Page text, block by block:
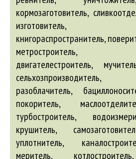
кормозаготовитель,
изготовитель,
книгораспространитель,
метростроитель,
двигателестроитель,
разоблачитель,
покоритель,
турбостроитель,
крушитель,
уплотнитель,
меритель,